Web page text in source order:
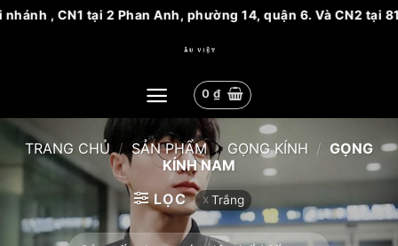
tại 2 Phan Anh, phường 14, quận 6. Và CN2 tại 81 Nguyễn
0 ₫
TRANG CHỦ / SẢN PHẨM / GỌNG KÍNH / GỌNG
KÍNH NAM
LỌC
Trắng